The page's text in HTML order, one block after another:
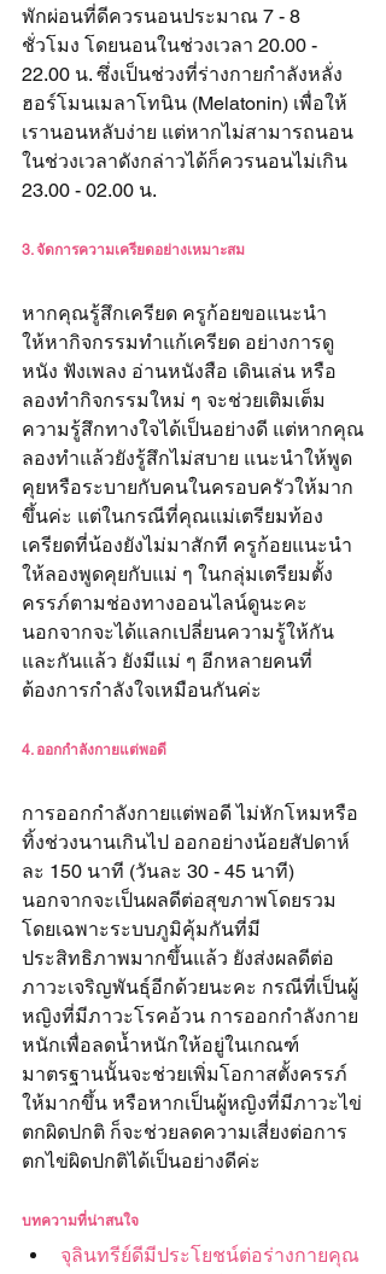
พักผ่อนที่ดีควรนอนประมาณ 7 - 8
ชั่วโมง โดยนอนในช่วงเวลา 20.00 -
22.00 น. ซึ่งเป็นช่วงที่ร่างกายกำลังหลั่ง
ฮอร์โมนเมลาโทนิน (Melatonin) เพื่อให้
เรานอนหลับง่าย แต่หากไม่สามารถนอน
ในช่วงเวลาดังกล่าวได้ก็ควรนอนไม่เกิน
23.00 - 02.00 น.
3. จัดการความเครียดอย่างเหมาะสม
หากคุณรู้สึกเครียด ครูก้อยขอแนะนำ
ให้หากิจกรรมทำแก้เครียด อย่างการดู
หนัง ฟังเพลง อ่านหนังสือ เดินเล่น หรือ
ลองทำกิจกรรมใหม่ ๆ จะช่วยเติมเต็ม
ความรู้สึกทางใจได้เป็นอย่างดี แต่หากคุณ
ลองทำแล้วยังรู้สึกไม่สบาย แนะนำให้พูด
คุยหรือระบายกับคนในครอบครัวให้มาก
ขึ้นค่ะ แต่ในกรณีที่คุณแม่เตรียมท้อง
เครียดที่น้องยังไม่มาสักที ครูก้อยแนะนำ
ให้ลองพูดคุยกับแม่ ๆ ในกลุ่มเตรียมตั้ง
ครรภ์ตามช่องทางออนไลน์ดูนะคะ
นอกจากจะได้แลกเปลี่ยนความรู้ให้กัน
และกันแล้ว ยังมีแม่ ๆ อีกหลายคนที่
ต้องการกำลังใจเหมือนกันค่ะ
4. ออกกำลังกายแต่พอดี
การออกกำลังกายแต่พอดี ไม่หักโหมหรือ
ทิ้งช่วงนานเกินไป ออกอย่างน้อยสัปดาห์
ละ 150 นาที (วันละ 30 - 45 นาที)
นอกจากจะเป็นผลดีต่อสุขภาพโดยรวม
โดยเฉพาะระบบภูมิคุ้มกันที่มี
ประสิทธิภาพมากขึ้นแล้ว ยังส่งผลดีต่อ
ภาวะเจริญพันธุ์อีกด้วยนะคะ กรณีที่เป็นผู้
หญิงที่มีภาวะโรคอ้วน การออกกำลังกาย
หนักเพื่อลดน้ำหนักให้อยู่ในเกณฑ์
มาตรฐานนั้นจะช่วยเพิ่มโอกาสตั้งครรภ์
ให้มากขึ้น หรือหากเป็นผู้หญิงที่มีภาวะไข่
ตกผิดปกติ ก็จะช่วยลดความเสี่ยงต่อการ
ตกไข่ผิดปกติได้เป็นอย่างดีค่ะ
บทความที่น่าสนใจ
จุลินทรีย์ดีมีประโยชน์ต่อร่างกายคุณ